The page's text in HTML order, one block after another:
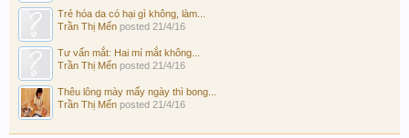
Trẻ hóa da có hại gì không, làm...
Trần Thị Mến posted 21/4/16
Tư vấn mắt: Hai mí mắt không...
Trần Thị Mến posted 21/4/16
Thêu lông mày mấy ngày thì bong...
Trần Thị Mến posted 21/4/16